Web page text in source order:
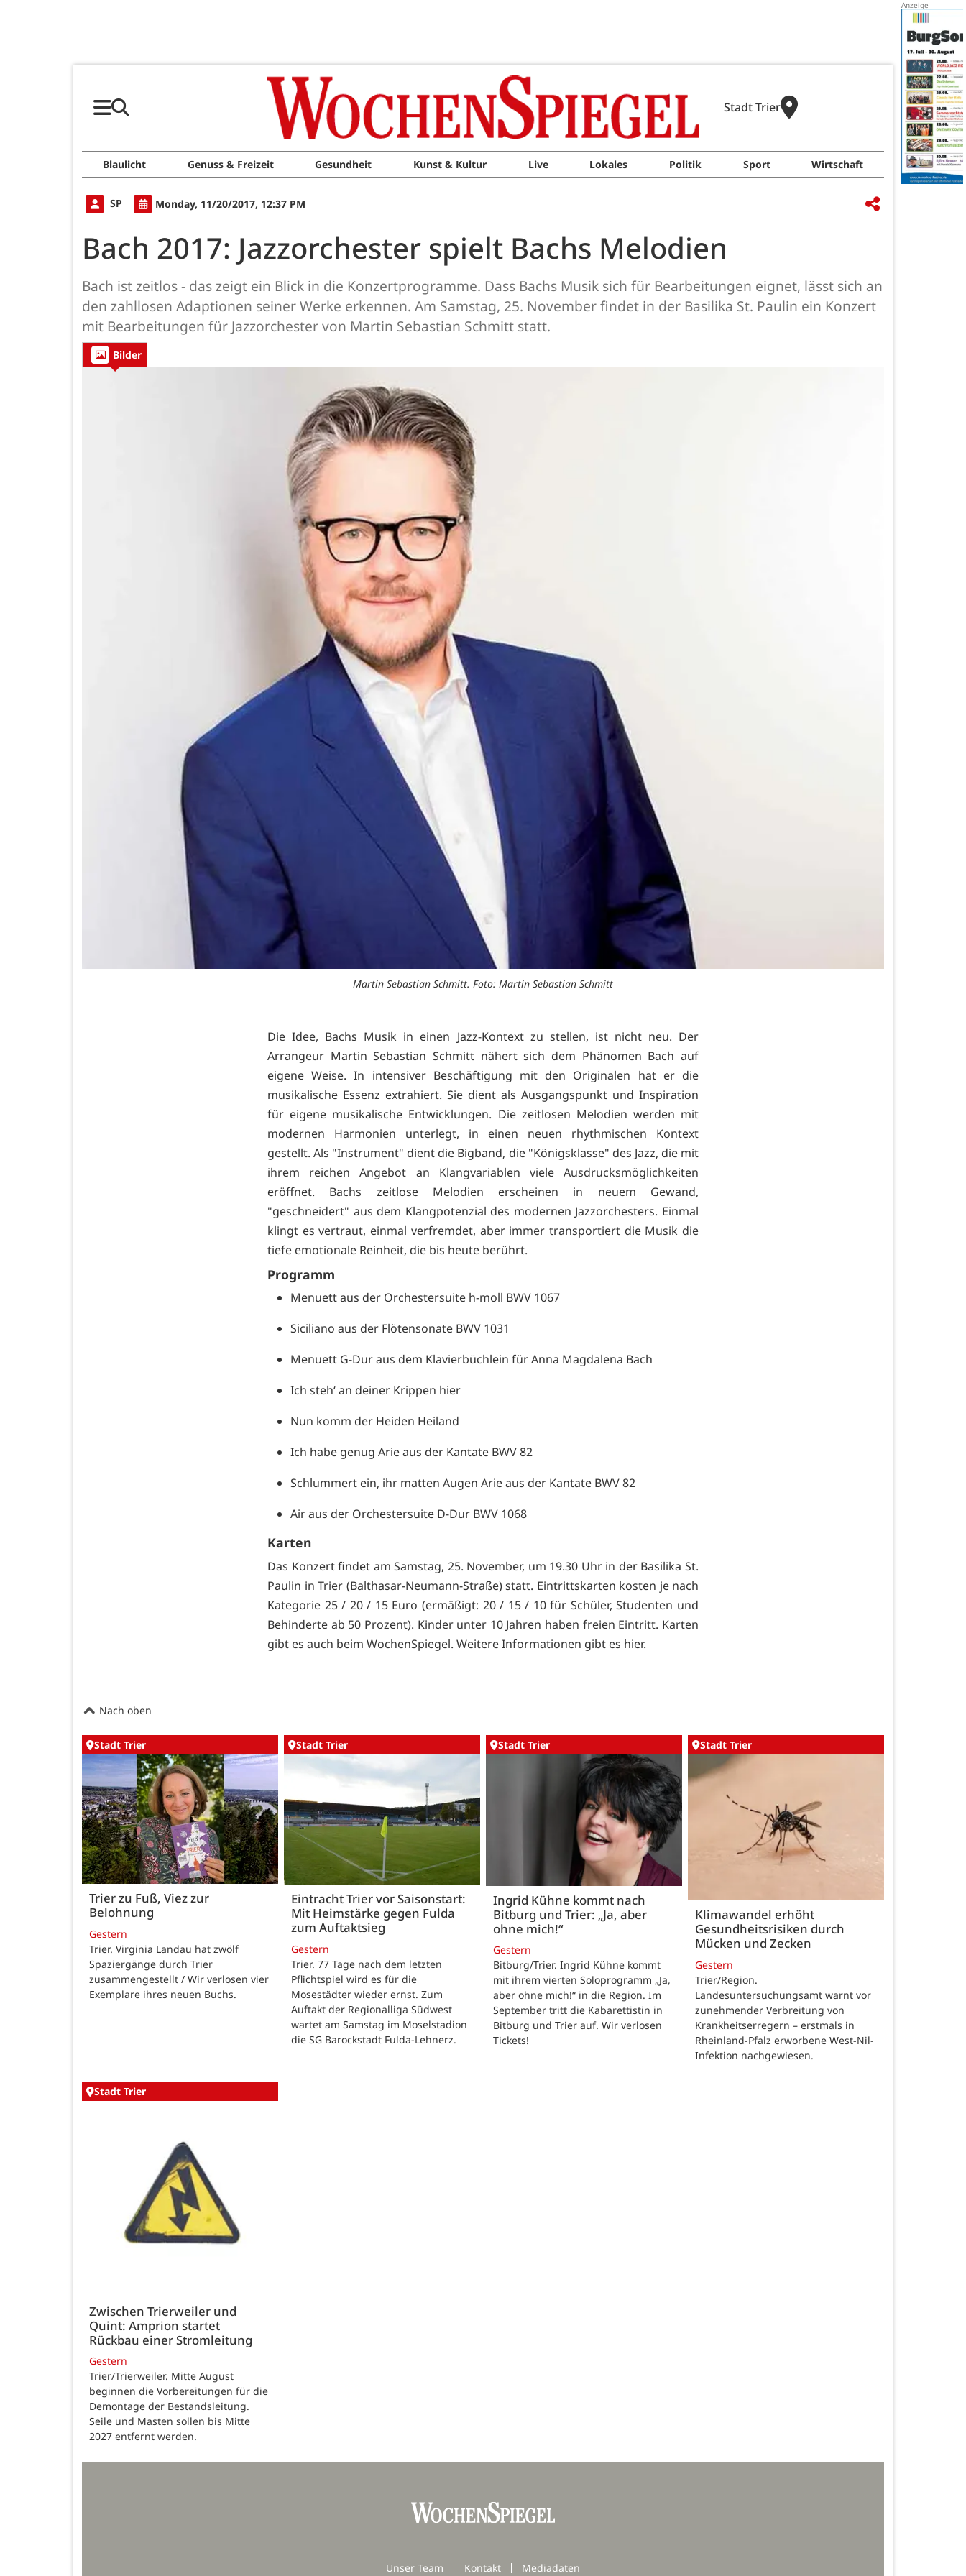
Stadt Trier
Blaulicht Genuss & Freizeit Gesundheit Kunst & Kultur Live Lokales Politik Sport Wirtschaft
SP Monday, 11/20/2017, 12:37 PM
Bach 2017: Jazzorchester spielt Bachs Melodien
Bach ist zeitlos - das zeigt ein Blick in die Konzertprogramme. Dass Bachs Musik sich für Bearbeitungen eignet, lässt sich an
den zahllosen Adaptionen seiner Werke erkennen. Am Samstag, 25. November findet in der Basilika St. Paulin ein Konzert
mit Bearbeitungen für Jazzorchester von Martin Sebastian Schmitt statt.
Bilder
Martin Sebastian Schmitt. Foto: Martin Sebastian Schmitt
Die Idee, Bachs Musik in einen Jazz-Kontext zu stellen, ist nicht neu. Der
Arrangeur Martin Sebastian Schmitt nähert sich dem Phänomen Bach auf
eigene Weise. In intensiver Beschäftigung mit den Originalen hat er die
musikalische Essenz extrahiert. Sie dient als Ausgangspunkt und Inspiration
für eigene musikalische Entwicklungen. Die zeitlosen Melodien werden mit
modernen Harmonien unterlegt, in einen neuen rhythmischen Kontext
gestellt. Als "Instrument" dient die Bigband, die "Königsklasse" des Jazz, die mit
ihrem reichen Angebot an Klangvariablen viele Ausdrucksmöglichkeiten
eröffnet. Bachs zeitlose Melodien erscheinen in neuem Gewand,
"geschneidert" aus dem Klangpotenzial des modernen Jazzorchesters. Einmal
klingt es vertraut, einmal verfremdet, aber immer transportiert die Musik die
tiefe emotionale Reinheit, die bis heute berührt.
Programm
Menuett aus der Orchestersuite h-moll BWV 1067
Siciliano aus der Flötensonate BWV 1031
Menuett G-Dur aus dem Klavierbüchlein für Anna Magdalena Bach
Ich steh‘ an deiner Krippen hier
Nun komm der Heiden Heiland
Ich habe genug Arie aus der Kantate BWV 82
Schlummert ein, ihr matten Augen Arie aus der Kantate BWV 82
Air aus der Orchestersuite D-Dur BWV 1068
Karten
Das Konzert findet am Samstag, 25. November, um 19.30 Uhr in der Basilika St.
Paulin in Trier (Balthasar-Neumann-Straße) statt. Eintrittskarten kosten je nach
Kategorie 25 / 20 / 15 Euro (ermäßigt: 20 / 15 / 10 für Schüler, Studenten und
Behinderte ab 50 Prozent). Kinder unter 10 Jahren haben freien Eintritt. Karten
gibt es auch beim WochenSpiegel. Weitere Informationen gibt es hier.
Nach oben
Stadt Trier
Trier zu Fuß, Viez zur
Belohnung
Gestern
Trier. Virginia Landau hat zwölf
Spaziergänge durch Trier
zusammengestellt / Wir verlosen vier
Exemplare ihres neuen Buchs.
Stadt Trier
Eintracht Trier vor Saisonstart:
Mit Heimstärke gegen Fulda
zum Auftaktsieg
Gestern
Trier. 77 Tage nach dem letzten
Pflichtspiel wird es für die
Mosestädter wieder ernst. Zum
Auftakt der Regionalliga Südwest
wartet am Samstag im Moselstadion
die SG Barockstadt Fulda-Lehnerz.
Stadt Trier
Ingrid Kühne kommt nach
Bitburg und Trier: „Ja, aber
ohne mich!“
Gestern
Bitburg/Trier. Ingrid Kühne kommt
mit ihrem vierten Soloprogramm „Ja,
aber ohne mich!“ in die Region. Im
September tritt die Kabarettistin in
Bitburg und Trier auf. Wir verlosen
Tickets!
Stadt Trier
Klimawandel erhöht
Gesundheitsrisiken durch
Mücken und Zecken
Gestern
Trier/Region.
Landesuntersuchungsamt warnt vor
zunehmender Verbreitung von
Krankheitserregern – erstmals in
Rheinland-Pfalz erworbene West-Nil-
Infektion nachgewiesen.
Stadt Trier
Zwischen Trierweiler und
Quint: Amprion startet
Rückbau einer Stromleitung
Gestern
Trier/Trierweiler. Mitte August
beginnen die Vorbereitungen für die
Demontage der Bestandsleitung.
Seile und Masten sollen bis Mitte
2027 entfernt werden.
Unser Team Kontakt Mediadaten